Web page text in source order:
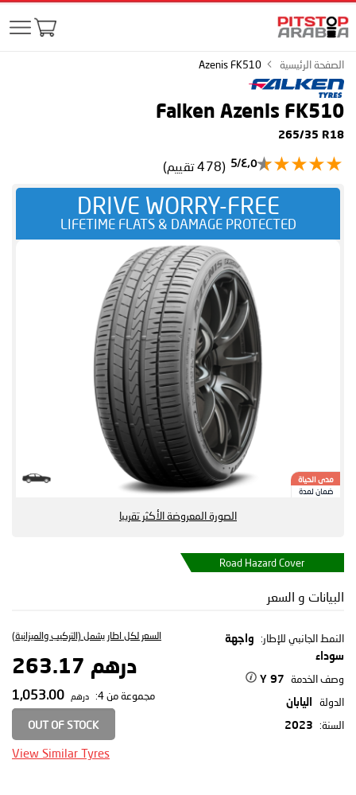
الصفحة الرئيسية Azenis FK510
Falken Azenis FK510
265/35 R18
٤٫٥/5 (478 تقييم)
DRIVE WORRY-FREE
LIFETIME FLATS & DAMAGE PROTECTED
مدى الحياة
ضمان لمدة
الصورة المعروضة الأكثر تقريبا
Road Hazard Cover
البيانات و السعر
النمط الجانبي للإطار:
واجهة
سوداء
وصف الخدمة 97 Y
الدولة اليابان
السنة: 2023
السعر لكل اطار يشمل (التركيب والميزانية)
درهم 263.17
مجموعة من 4: درهم
OUT OF STOCK
View Similar Tyres